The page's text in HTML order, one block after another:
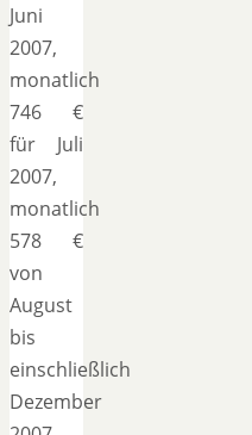
Juni
2007,
monatlich
746 €
für Juli
2007,
monatlich
578 €
von
August
bis
einschließlich
Dezember